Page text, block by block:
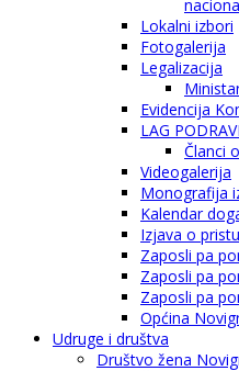
Lokalni izbori
Fotogalerija
Legalizacija
Evidencija
LAG
Članci
Videogalerija
Monografija
Kalendar
Izjava o
Zaposli pa
Zaposli pa
Zaposli pa
Općina
Udruge i društva
Društvo žena